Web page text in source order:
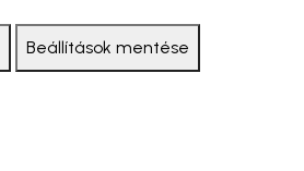
Beállítások mentése